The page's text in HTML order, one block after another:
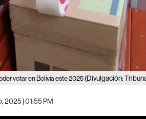
votar en Bolivia este 2025(Divulgación:
2025 | 01:55 PM